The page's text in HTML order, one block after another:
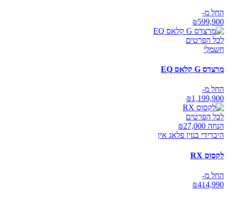
החל מ-
₪599,900
לכל הפרטים
חשמלי
מרצדס G קלאס EQ
החל מ-
₪1,199,900
לכל הפרטים
הנחה ₪ 27,000
היברידי בנזין פלאג אין
לקסוס RX
החל מ-
₪414,990